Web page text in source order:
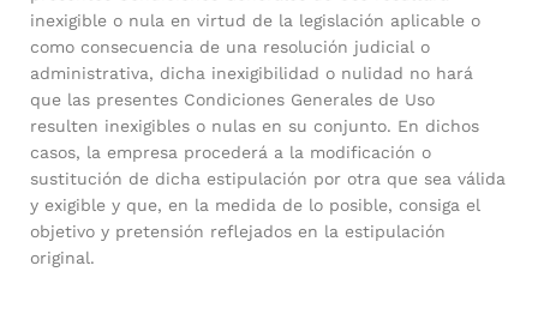
inexigible o nula en virtud de la legislación aplicable o
como consecuencia de una resolución judicial o
administrativa, dicha inexigibilidad o nulidad no hará
que las presentes Condiciones Generales de Uso
resulten inexigibles o nulas en su conjunto. En dichos
casos, la empresa procederá a la modificación o
sustitución de dicha estipulación por otra que sea válida
y exigible y que, en la medida de lo posible, consiga el
objetivo y pretensión reflejados en la estipulación
original.